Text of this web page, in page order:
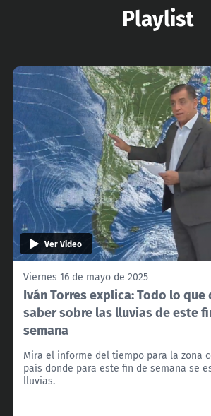
Playlist
Ver Video
Viernes 16 de mayo de 2025
Iván Torres explica: Todo lo que
saber sobre las lluvias de este
semana
Mira el informe del tiempo para la zona
país donde para este fin de semana se
lluvias.